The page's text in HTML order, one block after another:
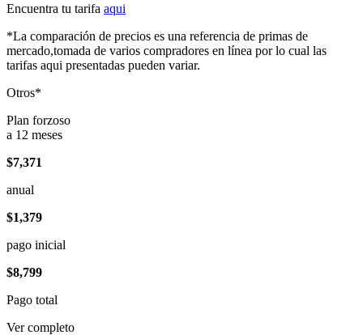
Encuentra tu tarifa aqui
*La comparación de precios es una referencia de primas de
mercado,tomada de varios compradores en línea por lo cual las
tarifas aqui presentadas pueden variar.
Otros*
Plan forzoso
a 12 meses
$7,371
anual
$1,379
pago inicial
$8,799
Pago total
Ver completo